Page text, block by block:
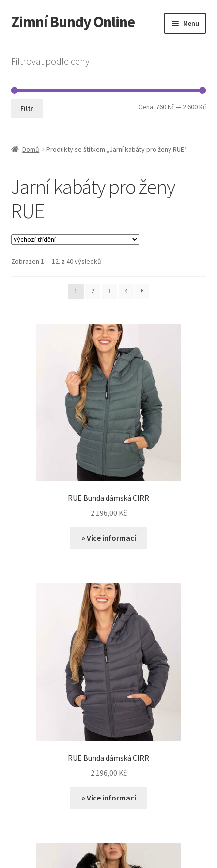
Přeskočit
na
Přejít
k
Zimní Bundy Online Menu
menu
Filtrovat podle ceny
Filtr Cena: 760 Kč— 2 600 Kč
Domů Produkty se štítkem „Jarní kabáty pro ženy RUE“
Jarní kabáty pro ženy
RUE
Zobrazen 1. – 12. z 40 výsledků
1 2 3 4
RUE Bunda dámská CIRR
2 196,00 Kč
» Více informací
RUE Bunda dámská CIRR
2 196,00 Kč
» Více informací